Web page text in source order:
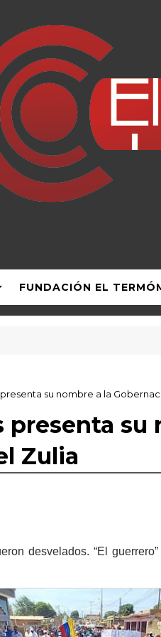
FUNDACIÓN EL
su nombre a la
presenta su
Zulia
desvelados. “El